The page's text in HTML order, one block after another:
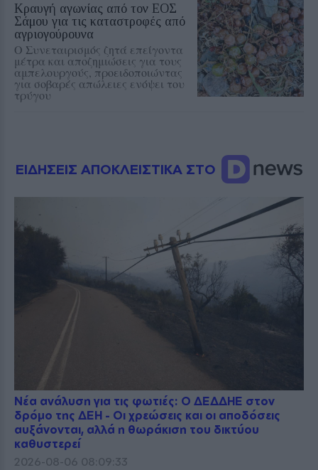
Κραυγή αγωνίας από τον ΕΟΣ
Σάμου για τις καταστροφές από
αγριογούρουνα
Ο Συνεταιρισμός ζητά επείγοντα
μέτρα και αποζημιώσεις για τους
αμπελουργούς, προειδοποιώντας
για σοβαρές απώλειες ενόψει του
τρύγου
ΕΙΔΗΣΕΙΣ ΑΠΟΚΛΕΙΣΤΙΚΑ ΣΤΟ
Νέα ανάλυση για τις φωτιές: Ο ΔΕΔΔΗΕ στον
δρόμο της ΔΕΗ - Οι χρεώσεις και οι αποδόσεις
αυξάνονται, αλλά η θωράκιση του δικτύου
καθυστερεί
2026-08-06 08:09:33